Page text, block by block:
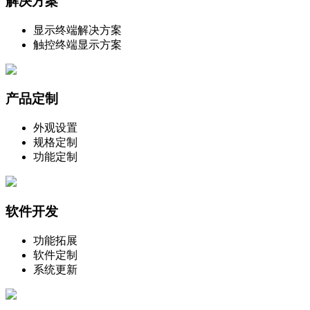
显示终端解决方案
触控终端显示方案
产品定制
外观设置
规格定制
功能定制
软件开发
功能拓展
软件定制
系统更新